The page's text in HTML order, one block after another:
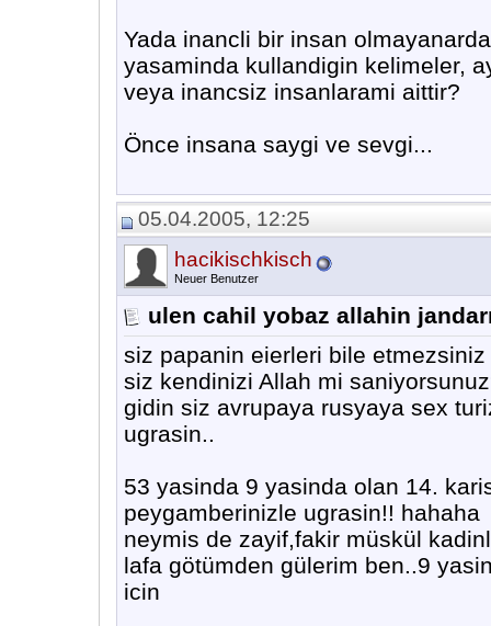
Yada inancli bir insan
yasaminda kullandigin kelimeler,
veya inancsiz insanlarami aittir?
Önce insana saygi ve sevgi...
05.04.2005, 12:25
hacikischkisch
Neuer Benutzer
ulen cahil yobaz allahin
siz papanin eierleri bile etmezsiniz
siz kendinizi Allah mi
gidin siz avrupaya rusyaya sex
ugrasin..
53 yasinda 9 yasinda olan 14.
peygamberinizle ugrasin!! hahaha
neymis de zayif,fakir müskül
lafa götümden gülerim ben..9
icin